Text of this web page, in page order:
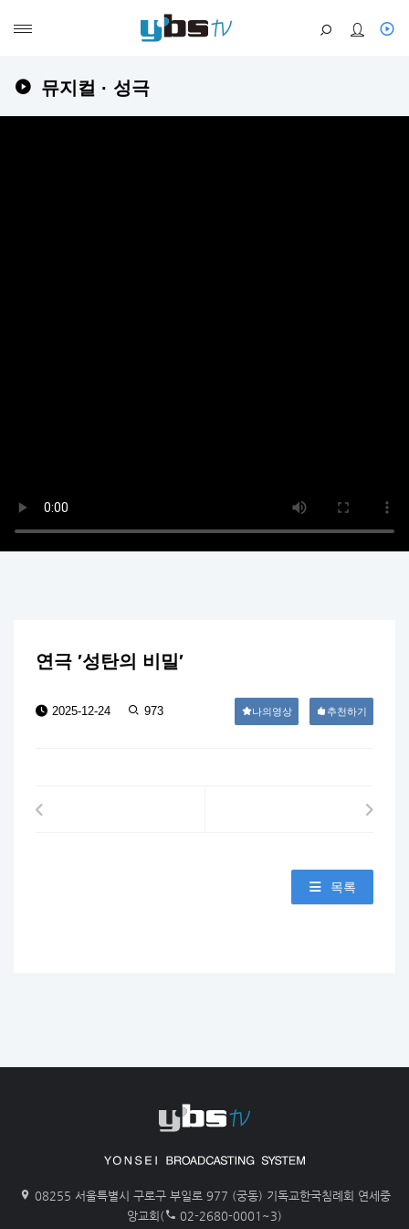
뮤지컬 · 성극
연극 ′성탄의 비밀′
2025-12-24 973 나의영상 추천하기
목록
08255 서울특별시 구로구 부일로 977 (궁동) 기독교한국침례회 연세중
앙교회(
02-2680-0001~3)